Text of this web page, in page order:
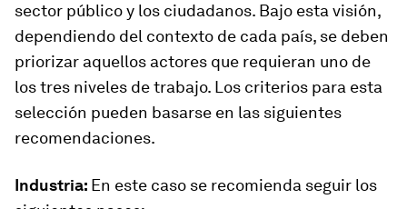
sector público y los ciudadanos. Bajo esta visión,
dependiendo del contexto de cada país, se deben
priorizar aquellos actores que requieran uno de
los tres niveles de trabajo. Los criterios para esta
selección pueden basarse en las siguientes
recomendaciones.
Industria: En este caso se recomienda seguir los